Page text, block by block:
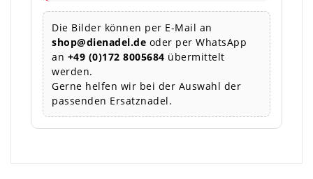
Die Bilder können per E-Mail an
shop@dienadel.de oder per WhatsApp
an +49 (0)172 8005684 übermittelt
werden.
Gerne helfen wir bei der Auswahl der
passenden Ersatznadel.